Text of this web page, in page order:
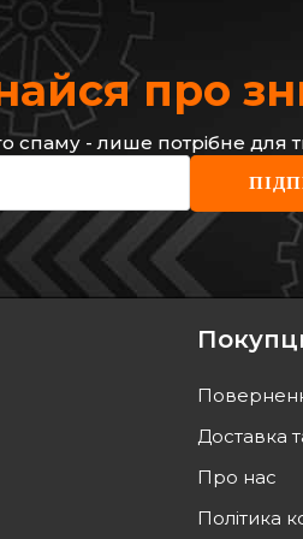
280x24мм. R15/16 Renault Kangoo
II 08-> + Mercedes-Benz Citan 12->
Код: C3R041ABE
1 694
грн
1 525 грн
про
спаму - лише потрібне для
Доставка
Про нас
Політика